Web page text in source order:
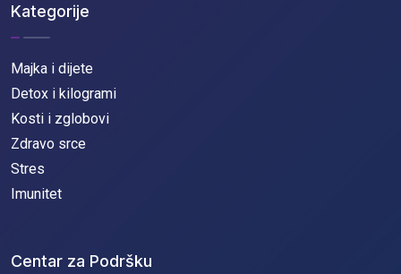
Kategorije
Majka i dijete
Detox i kilogrami
Kosti i zglobovi
Zdravo srce
Stres
Imunitet
Centar za Podršku